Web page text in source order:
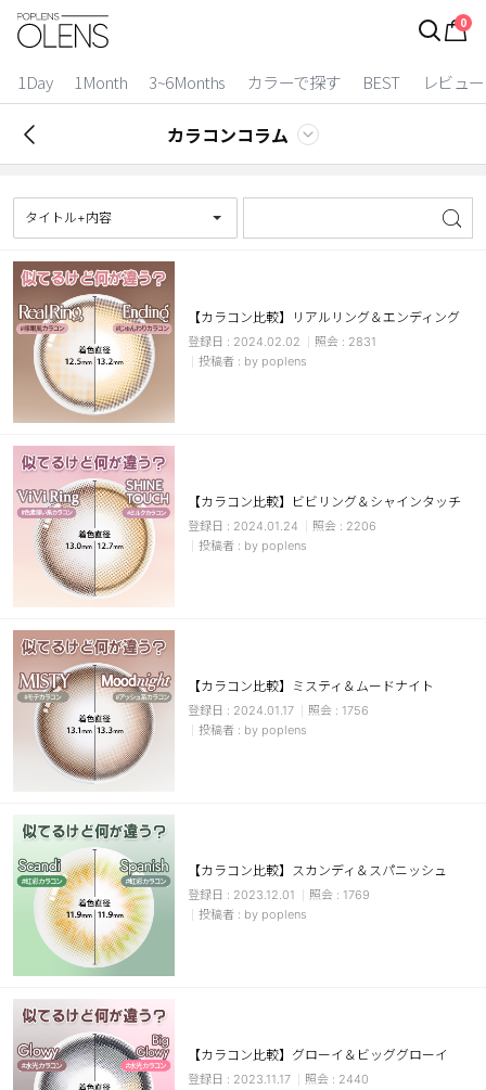
0
1Day 1Month 3~6Months カラーで探す BEST レビュー
ログイン
カラコン比較
今月限定特典
ベスト
カラコン
装着期間
1 Day
2 Weeks
1 Month
よりどりキット
カラー
ブラウン
チョコ
グレー
ブラック
ヘーゼル
ブルー
透明
乱視用
ハロウィンカラコン
ケア用品
レビュー
EYEしてる
総合掲示板
カスタマーサービス
ショッピングガイド
カラコンコラム
タイトル+内容
【カラコン比較】リアルリング＆エンディング
2024.02.02
2831
by poplens
【カラコン比較】ビビリング＆シャインタッチ
2024.01.24
2206
by poplens
【カラコン比較】ミスティ＆ムードナイト
2024.01.17
1756
by poplens
【カラコン比較】スカンディ＆スパニッシュ
2023.12.01
1769
by poplens
【カラコン比較】グローイ＆ビッググローイ
2023.11.17
2440